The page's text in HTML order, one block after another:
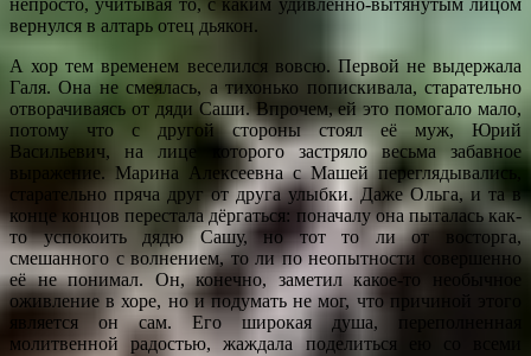
вернулся в алтарь отец дьякон.
А хор тем временем веселился вовсю. Первой не выдержала
Галя. Она не смеялась, а тихонько попискивала, старательно
отворачиваясь от дяди Саши. Впрочем, ей это помогало мало,
потому что с другой стороны стоял её муж, Юрий
Васильевич, на лице которого застряло весьма забавное
выражение. Марина Алексеевна с Машей переглядывались,
старательно пряча друг от друга улыбки. Даже Ольга, и та в
конце концов перестала дёргаться: поначалу она пыталась как-
то успокоить дядю Сашу, но тот то ли от восторга,
смешанного с волнением, то ли по неопытности совершенно
её не понимал. Он, конечно, заметил какое-то необычное
оживление в хоре, но и подумать не мог, что причиной этого
является он сам. Его широкая душа, переполненная
молитвенной радостью, жаждала поделиться ею со всеми